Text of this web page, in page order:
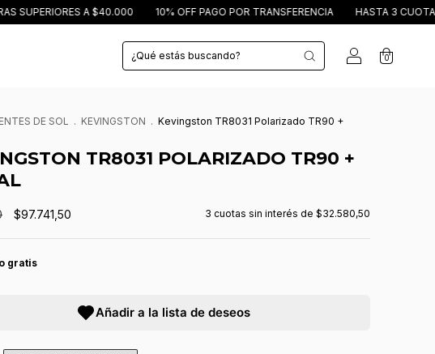
A $40.000 10% OFF PAGO POR TRANSFERENCIA HASTA 3 CUOTAS SIN
0
DE SOL . KEVINGSTON . Kevingston TR8031 Polarizado TR90 +
TR8031 POLARIZADO TR90 +
$97.741,50 3 cuotas sin interés de $32.580,50
gratis
Añadir a la lista de deseos